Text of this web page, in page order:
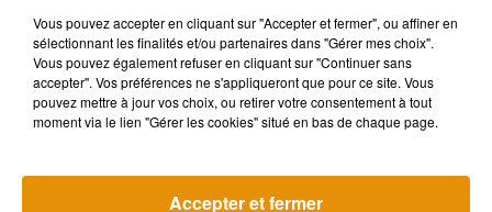
Angèle et Amélie Lens dévoilent leur
Vous pouvez accepter en cliquant sur "Accepter et fermer", ou affiner en
sélectionnant les finalités et/ou partenaires dans "Gérer mes choix".
Vous pouvez également refuser en cliquant sur "Continuer sans
accepter". Vos préférences ne s'appliqueront que pour ce site. Vous
pouvez mettre à jour vos choix, ou retirer votre consentement à tout
moment via le lien "Gérer les cookies" situé en bas de chaque page.
Accepter et fermer